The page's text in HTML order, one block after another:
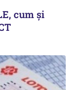
cum și